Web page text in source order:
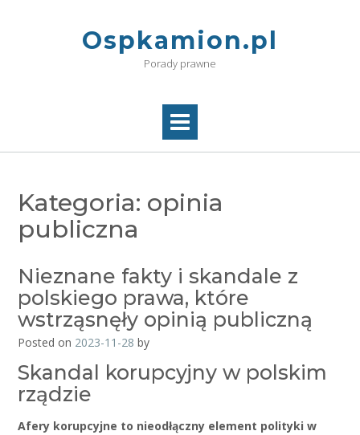
Ospkamion.pl
Porady prawne
Kategoria: opinia
publiczna
Nieznane fakty i skandale z
polskiego prawa, które
wstrząsnęły opinią publiczną
Posted on 2023-11-28 by
Skandal korupcyjny w polskim
rządzie
Afery korupcyjne to nieodłączny element polityki w